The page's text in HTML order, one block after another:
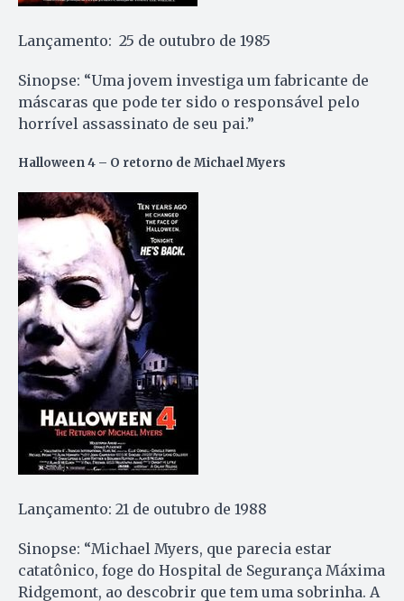
Lançamento: 25 de outubro de 1985
Sinopse: “Uma jovem investiga um fabricante de
máscaras que pode ter sido o responsável pelo
horrível assassinato de seu pai.”
Halloween 4 – O retorno de Michael Myers
Lançamento: 21 de outubro de 1988
Sinopse: “Michael Myers, que parecia estar
catatônico, foge do Hospital de Segurança Máxima
Ridgemont, ao descobrir que tem uma sobrinha. A